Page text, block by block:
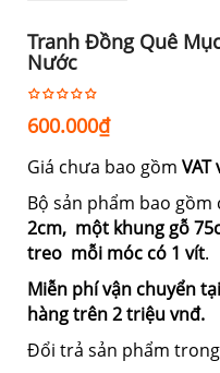
Tranh Đồng Quê
Nước
600.000₫
Giá chưa bao gồm
Bộ sản phẩm bao gồm
2cm, một khung gỗ
treo mỗi móc có 1 vít.
Miễn phí vận chuyển
hàng trên 2 triệu vnđ.
Đổi trả sản phẩm